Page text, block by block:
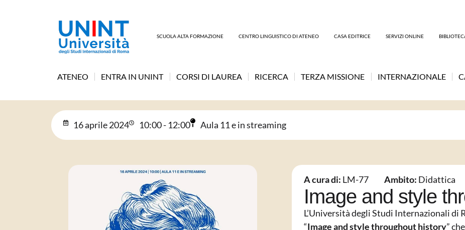
SCUOLA ALTA FORMAZIONE CENTRO LINGUISTICO DI ATENEO CASA EDITRICE SERVIZI ONLINE
ATENEO ENTRA IN UNINT CORSI DI LAUREA RICERCA TERZA MISSIONE INTERNAZIONALE
16 aprile 2024 10:00 - 12:00 Aula 11 e in streaming
A cura di: LM-77 Ambito: Didattica
Image and style
L’Università degli Studi Internazionali di
“Image and style throughout history”